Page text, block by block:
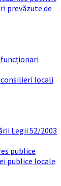
prevăzute de
funcționari
consilieri locali
Legii 52/2003
publice
publice locale